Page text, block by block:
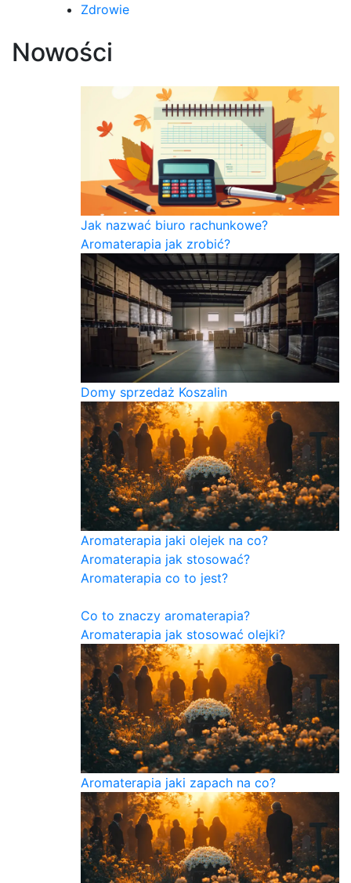
Zdrowie
Nowości
Jak nazwać biuro rachunkowe?
Aromaterapia jak zrobić?
Domy sprzedaż Koszalin
Aromaterapia jaki olejek na co?
Aromaterapia jak stosować?
Aromaterapia co to jest?
Co to znaczy aromaterapia?
Aromaterapia jak stosować olejki?
Aromaterapia jaki zapach na co?